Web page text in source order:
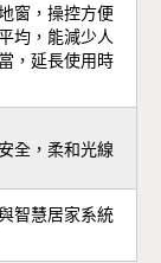
窗，操控方便
均，能減少人
，延長使用時
全，柔和光線
智慧居家系統